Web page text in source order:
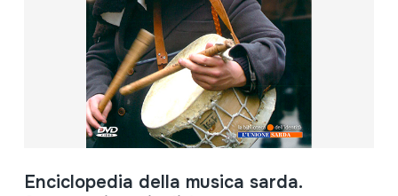
Enciclopedia della musica sarda.